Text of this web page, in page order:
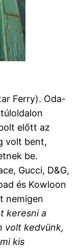
Ferry). Oda-
előtt az
volt bent,
be.
Gucci, D&G,
és Kowloon
nemigen
keresni a
volt kedvünk,
kis